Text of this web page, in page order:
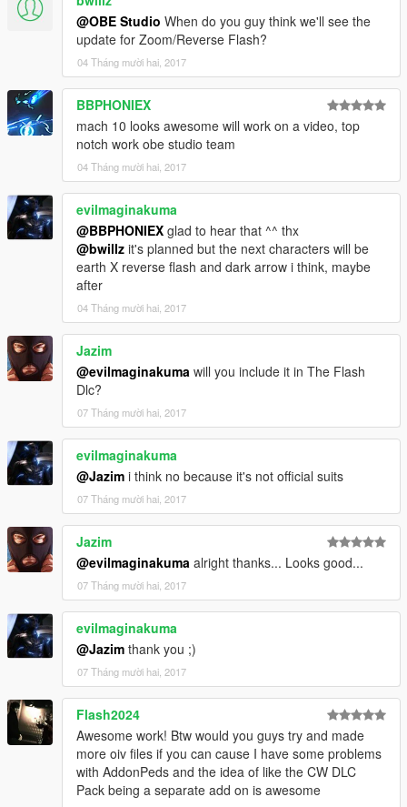
@OBE Studio When do you guy think we'll see the
update for Zoom/Reverse Flash?
04 Tháng mười hai, 2017
BBPHONIEX
mach 10 looks awesome will work on a video, top
notch work obe studio team
04 Tháng mười hai, 2017
evilmaginakuma
@BBPHONIEX glad to hear that ^^ thx
@bwillz it's planned but the next characters will be
earth X reverse flash and dark arrow i think, maybe
after
04 Tháng mười hai, 2017
Jazim
@evilmaginakuma will you include it in The Flash
Dlc?
07 Tháng mười hai, 2017
evilmaginakuma
@Jazim i think no because it's not official suits
07 Tháng mười hai, 2017
Jazim
@evilmaginakuma alright thanks... Looks good...
07 Tháng mười hai, 2017
evilmaginakuma
@Jazim thank you ;)
07 Tháng mười hai, 2017
Flash2024
Awesome work! Btw would you guys try and made
more oiv files if you can cause I have some problems
with AddonPeds and the idea of like the CW DLC
Pack being a separate add on is awesome